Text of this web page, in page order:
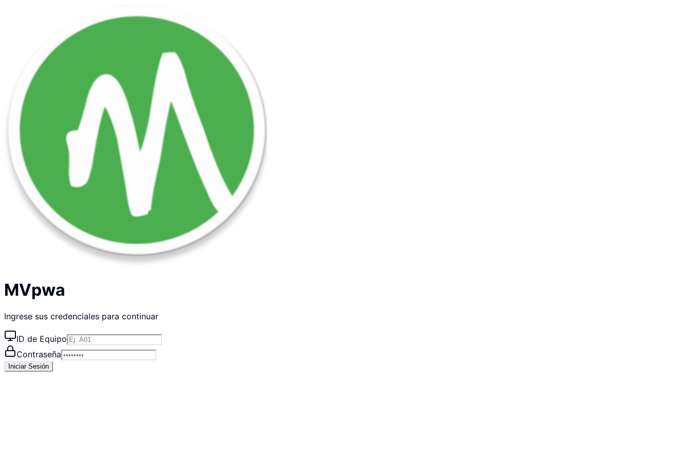
MVpwa
Ingrese sus credenciales para continuar
ID de Equipo
Contraseña
Iniciar Sesión